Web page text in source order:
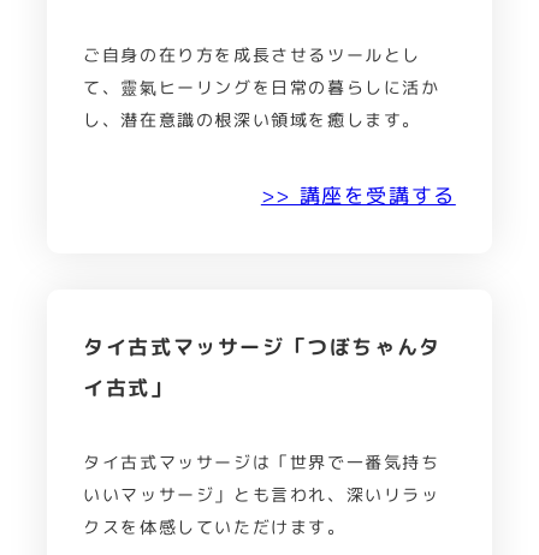
ご自身の在り方を成長させるツールとし
て、靈氣ヒーリングを日常の暮らしに活か
し、潜在意識の根深い領域を癒します。
>> 講座を受講する
タイ古式マッサージ「つぼちゃんタ
イ古式」
タイ古式マッサージは「世界で一番気持ち
いいマッサージ」とも言われ、深いリラッ
クスを体感していただけます。